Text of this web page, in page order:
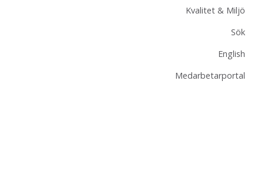
Kvalitet & Miljö
Sök
English
Medarbetarportal